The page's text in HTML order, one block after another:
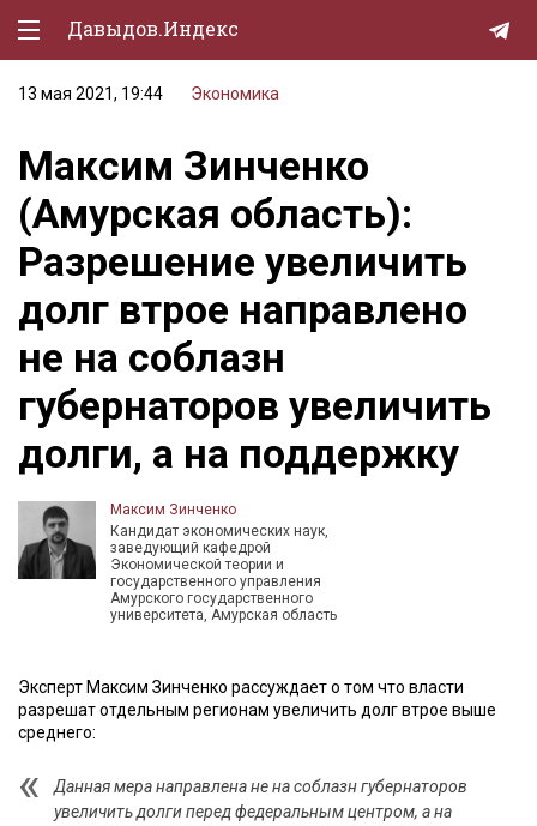
Давыдов.Индекс
Политическая жизнь
Экономика
Природа
Образование
Спорт
Культура
Lifestyle
Мурзилка
13 мая 2021, 19:44 Экономика
Максим Зинченко
(Амурская область):
Разрешение увеличить
долг втрое направлено
не на соблазн
губернаторов увеличить
долги, а на поддержку
Максим Зинченко
Кандидат экономических наук,
заведующий кафедрой
Экономической теории и
государственного управления
Амурского государственного
университета, Амурская область
Эксперт Максим Зинченко рассуждает о том что власти
разрешат отдельным регионам увеличить долг втрое выше
среднего:
Данная мера направлена не на соблазн губернаторов
увеличить долги перед федеральным центром, а на